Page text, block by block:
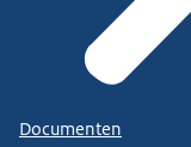
Documenten